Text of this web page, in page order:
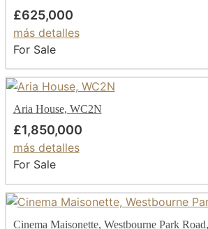
£625,000
más detalles
For Sale
Aria House, WC2N
£1,850,000
más detalles
For Sale
Cinema Maisonette, Westbourne Park